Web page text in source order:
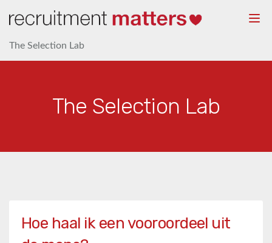
The Selection Lab
The Selection Lab
Hoe haal ik een vooroordeel uit